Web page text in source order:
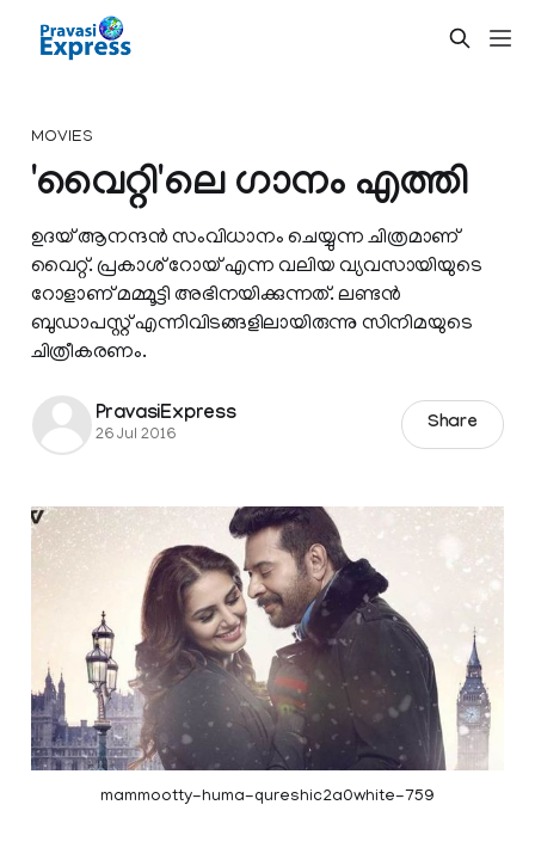
MOVIES
'വൈറ്റി'ലെ ഗാനം എത്തി
ഉദയ് ആനന്ദന്‍ സംവിധാനം ചെയ്യുന്ന ചിത്രമാണ്
വൈറ്റ്. പ്രകാശ് റോയ് എന്ന വലിയ വ്യവസായിയുടെ
റോളാണ് മമ്മൂട്ടി അഭിനയിക്കുന്നത്. ലണ്ടന്‍
ബുഡാപസ്റ്റ് എന്നിവിടങ്ങളിലായിരുന്നു സിനിമയുടെ
ചിത്രീകരണം.
PravasiExpress
26 Jul 2016
Share
mammootty-huma-qureshic2a0white-759